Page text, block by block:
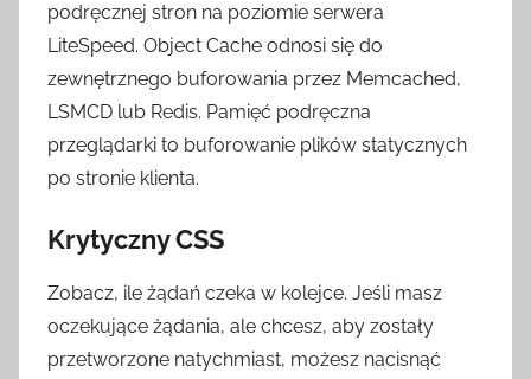
podręcznej stron na poziomie serwera
LiteSpeed. Object Cache odnosi się do
zewnętrznego buforowania przez Memcached,
LSMCD lub Redis. Pamięć podręczna
przeglądarki to buforowanie plików statycznych
po stronie klienta.
Krytyczny CSS
Zobacz, ile żądań czeka w kolejce. Jeśli masz
oczekujące żądania, ale chcesz, aby zostały
przetworzone natychmiast, możesz nacisnąć